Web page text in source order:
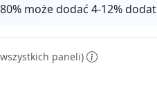
może dodać 4-12%
paneli)